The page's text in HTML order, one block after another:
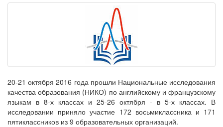
20-21 октября 2016 года прошли Национальные исследования
качества образования (НИКО) по английскому и французскому
языкам в 8-х классах и 25-26 октября - в 5-х классах. В
исследовании приняло участие 172 восьмиклассника и 171
пятиклассников из 9 образовательных организаций.